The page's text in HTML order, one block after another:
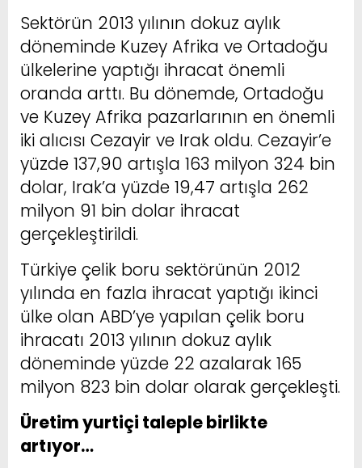
Sektörün 2013 yılının dokuz aylık
döneminde Kuzey Afrika ve Ortadoğu
ülkelerine yaptığı ihracat önemli
oranda arttı. Bu dönemde, Ortadoğu
ve Kuzey Afrika pazarlarının en önemli
iki alıcısı Cezayir ve Irak oldu. Cezayir’e
yüzde 137,90 artışla 163 milyon 324 bin
dolar, Irak’a yüzde 19,47 artışla 262
milyon 91 bin dolar ihracat
gerçekleştirildi.
Türkiye çelik boru sektörünün 2012
yılında en fazla ihracat yaptığı ikinci
ülke olan ABD’ye yapılan çelik boru
ihracatı 2013 yılının dokuz aylık
döneminde yüzde 22 azalarak 165
milyon 823 bin dolar olarak gerçekleşti.
Üretim yurtiçi taleple birlikte
artıyor…